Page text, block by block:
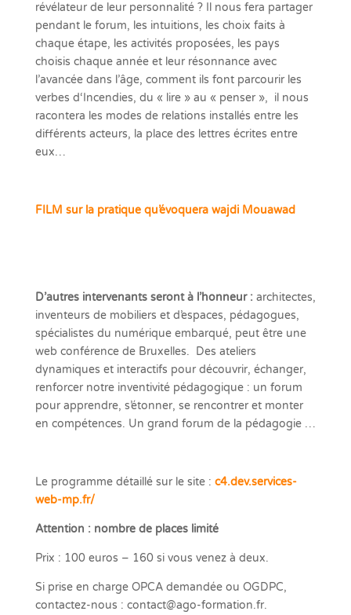
révélateur de leur personnalité ? Il nous fera partager
pendant le forum, les intuitions, les choix faits à
chaque étape, les activités proposées, les pays
choisis chaque année et leur résonnance avec
l’avancée dans l’âge, comment ils font parcourir les
verbes d‘Incendies, du « lire » au « penser », il nous
racontera les modes de relations installés entre les
différents acteurs, la place des lettres écrites entre
eux…
FILM sur la pratique qu’évoquera wajdi Mouawad
D’autres intervenants seront à l’honneur :architectes,
inventeurs de mobiliers et d’espaces, pédagogues,
spécialistes du numérique embarqué, peut être une
web conférence de Bruxelles. Des ateliers
dynamiques et interactifs pour découvrir, échanger,
renforcer notre inventivité pédagogique : un forum
pour apprendre, s’étonner, se rencontrer et monter
en compétences. Un grand forum de la pédagogie …
Le programme détaillé sur le site : c4.dev.services-
web-mp.fr/
Attention : nombre de places limité
Prix : 100 euros – 160 si vous venez à deux.
Si prise en charge OPCA demandée ou OGDPC,
contactez-nous : contact@ago-formation.fr.